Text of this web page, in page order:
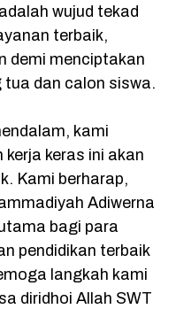
wujud tekad
terbaik,
demi menciptakan
tua dan calon siswa.
kami
keras ini akan
Kami berharap,
Adiwerna
bagi para
pendidikan terbaik
langkah kami
diridhoi Allah SWT